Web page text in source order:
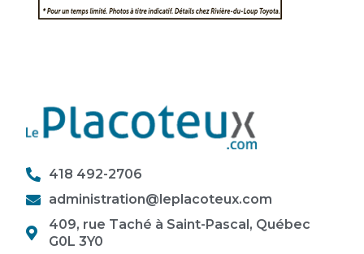
418 492-2706
administration@leplacoteux.com
409, rue Taché à Saint-Pascal, Québec
G0L 3Y0